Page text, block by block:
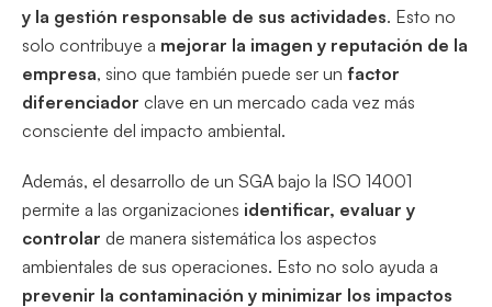
y la gestión responsable de sus actividades. Esto no
solo contribuye a mejorar la imagen y reputación de la
empresa, sino que también puede ser un factor
diferenciador clave en un mercado cada vez más
consciente del impacto ambiental.
Además, el desarrollo de un SGA bajo la ISO 14001
permite a las organizaciones identificar, evaluar y
controlar de manera sistemática los aspectos
ambientales de sus operaciones. Esto no solo ayuda a
prevenir la contaminación y minimizar los impactos